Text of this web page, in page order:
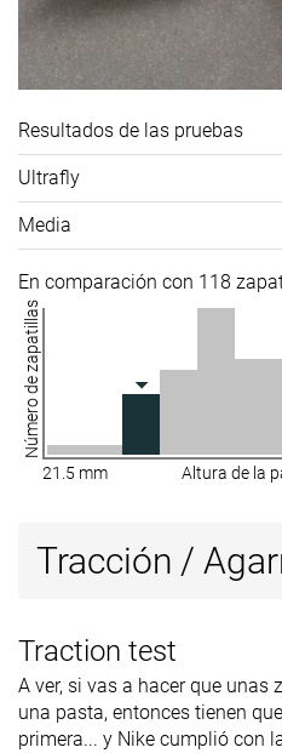
Resultados de las pruebas
Ultrafly
Media
En comparación con 118
Número de zapatillas
21.5 mm Altura de la
Tracción /
Traction test
A ver, si vas a hacer que unas
una pasta, entonces tienen
primera... y Nike cumplió con